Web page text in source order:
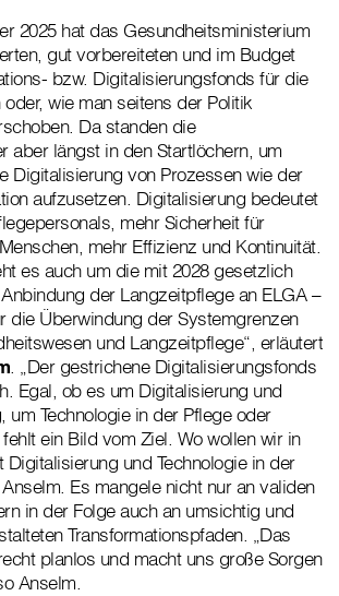
2025 hat das Gesundheitsministerium
gut vorbereiteten und im Budget
bzw. Digitalisierungsfonds für die
wie man seitens der Politik
Da standen die
aber längst in den Startlöchern, um
Digitalisierung von Prozessen wie der
aufzusetzen. Digitalisierung bedeutet
mehr Sicherheit für
mehr Effizienz und Kontinuität.
es auch um die mit 2028 gesetzlich
der Langzeitpflege an ELGA –
die Überwindung der Systemgrenzen
und Langzeitpflege“, erläutert
. „Der gestrichene Digitalisierungsfonds
Egal, ob es um Digitalisierung und
um Technologie in der Pflege oder
ein Bild vom Ziel. Wo wollen wir in
Digitalisierung und Technologie in der
Es mangele nicht nur an validen
in der Folge auch an umsichtig und
Transformationspfaden. „Das
planlos und macht uns große Sorgen
Anselm.